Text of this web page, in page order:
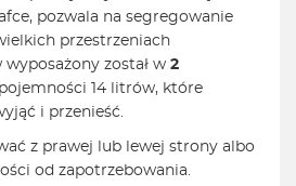
pozwala na segregowanie
przestrzeniach
został w 2
14 litrów, które
i przenieść.
z prawej lub lewej strony albo
od zapotrzebowania.